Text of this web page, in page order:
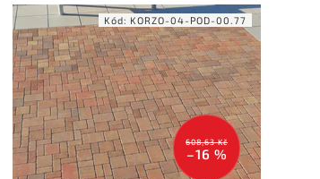
608,63 Kč
–16 %
Kód: KORZO-04-POD-00.77